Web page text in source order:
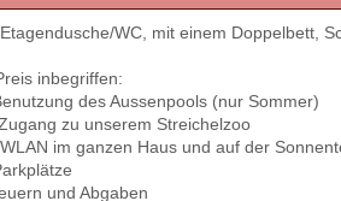
WC, mit einem Doppelbett,
inbegriffen:
des Aussenpools (nur Sommer)
zu unserem Streichelzoo
im ganzen Haus und auf der
und Abgaben